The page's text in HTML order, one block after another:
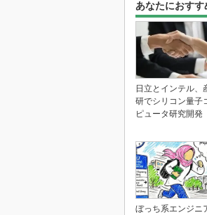
あなたにおすす
日立とインテル、
研でシリコン量子
ピュータ研究開発
ぼっち系エンジニ